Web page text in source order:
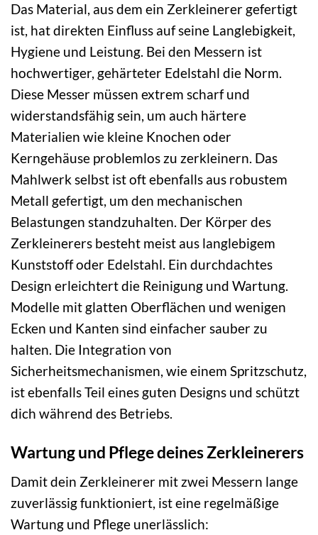
Das Material, aus dem ein Zerkleinerer gefertigt
ist, hat direkten Einfluss auf seine Langlebigkeit,
Hygiene und Leistung. Bei den Messern ist
hochwertiger, gehärteter Edelstahl die Norm.
Diese Messer müssen extrem scharf und
widerstandsfähig sein, um auch härtere
Materialien wie kleine Knochen oder
Kerngehäuse problemlos zu zerkleinern. Das
Mahlwerk selbst ist oft ebenfalls aus robustem
Metall gefertigt, um den mechanischen
Belastungen standzuhalten. Der Körper des
Zerkleinerers besteht meist aus langlebigem
Kunststoff oder Edelstahl. Ein durchdachtes
Design erleichtert die Reinigung und Wartung.
Modelle mit glatten Oberflächen und wenigen
Ecken und Kanten sind einfacher sauber zu
halten. Die Integration von
Sicherheitsmechanismen, wie einem Spritzschutz,
ist ebenfalls Teil eines guten Designs und schützt
dich während des Betriebs.
Wartung und Pflege deines Zerkleinerers
Damit dein Zerkleinerer mit zwei Messern lange
zuverlässig funktioniert, ist eine regelmäßige
Wartung und Pflege unerlässlich: